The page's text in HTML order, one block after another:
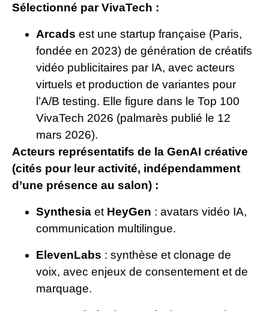
Sélectionné par VivaTech :
Arcads est une startup française (Paris,
fondée en 2023) de génération de créatifs
vidéo publicitaires par IA, avec acteurs
virtuels et production de variantes pour
l’A/B testing. Elle figure dans le Top 100
VivaTech 2026 (palmarès publié le 12
mars 2026).
Acteurs représentatifs de la GenAI créative
(cités pour leur activité, indépendamment
d’une présence au salon) :
Synthesia et HeyGen : avatars vidéo IA,
communication multilingue.
ElevenLabs : synthèse et clonage de
voix, avec enjeux de consentement et de
marquage.